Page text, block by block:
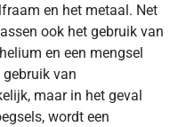
en het metaal. Net
ook het gebruik van
en een mengsel
van
maar in het geval
wordt een